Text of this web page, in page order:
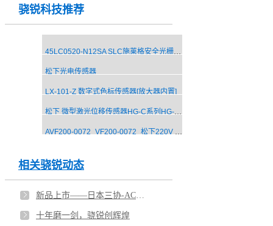
骁锐科技推荐
45LC0520-N12SA SLC施莱格安全光栅传感器 安全光幕厂家
松下光电传感器
LX-101-Z 数字式色标传感器[放大器内置]
松下 微型激光位移传感器HG-C系列HG-C1030
AVF200-0072_VF200-0072_松下220V 0.75KW变频器
相关骁锐动态
十年磨一剑，骁锐创辉煌